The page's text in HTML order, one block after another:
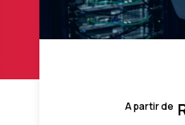
A partir de